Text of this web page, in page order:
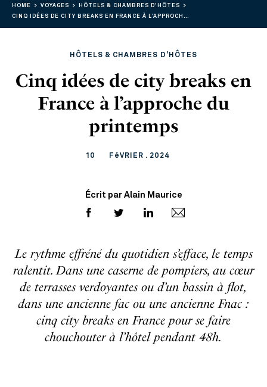
HOME VOYAGES
HÔTELS & CHAMBRES D'HÔTES
CINQ IDÉES DE CITY BREAKS EN FRANCE À L’APPROCHE DU PRINTEMPS
HÔTELS & CHAMBRES D'HÔTES
Cinq idées de city breaks en
France à l’approche du
printemps
10 FéVRIER . 2024
Écrit par Alain Maurice
Le rythme effréné du quotidien s’efface, le temps
ralentit. Dans une caserne de pompiers, au cœur
de terrasses verdoyantes ou d’un bassin à flot,
dans une ancienne fac ou une ancienne Fnac :
cinq city breaks en France pour se faire
chouchouter à l’hôtel pendant 48h.